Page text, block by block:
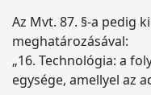
Az Mvt. 87. §-a pedig
meghatározásával:
„16. Technológia: a
egysége, amellyel az